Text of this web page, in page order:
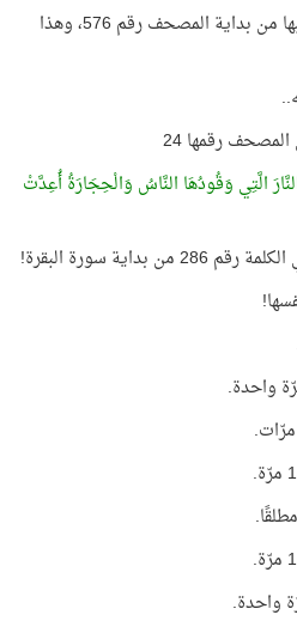
وتعلمون أيضًا أن هذه الآية ترتيبها من بداية المصحف رقم 576، وهذا
رقمها 24
الَّتِي وَقُودُهَا النَّاسُ وَالْحِجَارَةُ أُعِدَّتْ
سورة البقرة!
واحدة.
واحدة.